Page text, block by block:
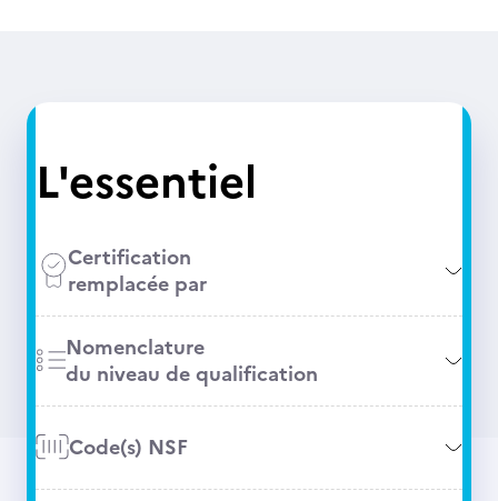
L'essentiel
Certification
remplacée par
Nomenclature
du niveau de qualification
Code(s) NSF